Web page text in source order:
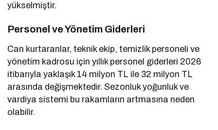
yükselmiştir.
Personel ve Yönetim Giderleri
Can kurtaranlar, teknik ekip, temizlik personeli ve
yönetim kadrosu için yıllık personel giderleri 2026
itibarıyla yaklaşık 14 milyon TL ile 32 milyon TL
arasında değişmektedir. Sezonluk yoğunluk ve
vardiya sistemi bu rakamların artmasına neden
olabilir.